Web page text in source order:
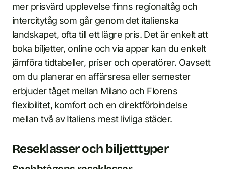
mer prisvärd upplevelse finns regionaltåg och
intercitytåg som går genom det italienska
landskapet, ofta till ett lägre pris. Det är enkelt att
boka biljetter, online och via appar kan du enkelt
jämföra tidtabeller, priser och operatörer. Oavsett
om du planerar en affärsresa eller semester
erbjuder tåget mellan Milano och Florens
flexibilitet, komfort och en direktförbindelse
mellan två av Italiens mest livliga städer.
Reseklasser och biljetttyper